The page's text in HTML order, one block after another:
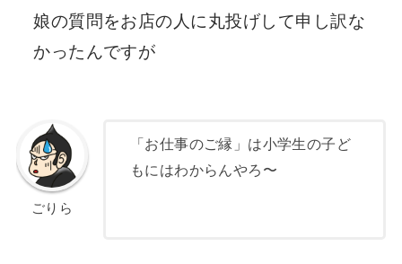
娘の質問をお店の人に丸投げして申し訳な
かったんですが
ごりら
「お仕事のご縁」は小学生の子ど
もにはわからんやろ〜